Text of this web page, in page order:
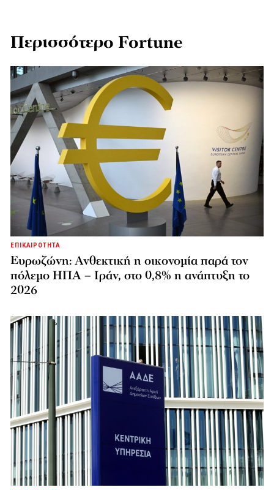
Περισσότερο Fortune
ΕΠΙΚΑΙΡΟΤΗΤΑ
Ευρωζώνη: Ανθεκτική η οικονομία παρά τον
πόλεμο ΗΠΑ – Ιράν, στο 0,8% η ανάπτυξη το
2026